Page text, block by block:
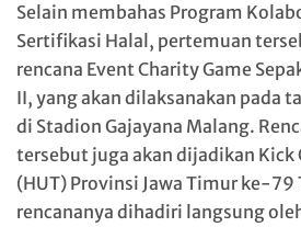
Selain membahas Program
Sertifikasi Halal, pertemuan
rencana Event Charity Game
II, yang akan dilaksanakan pada
di Stadion Gajayana Malang.
tersebut juga akan dijadikan Kick
(HUT) Provinsi Jawa Timur ke-79
rencananya dihadiri langsung